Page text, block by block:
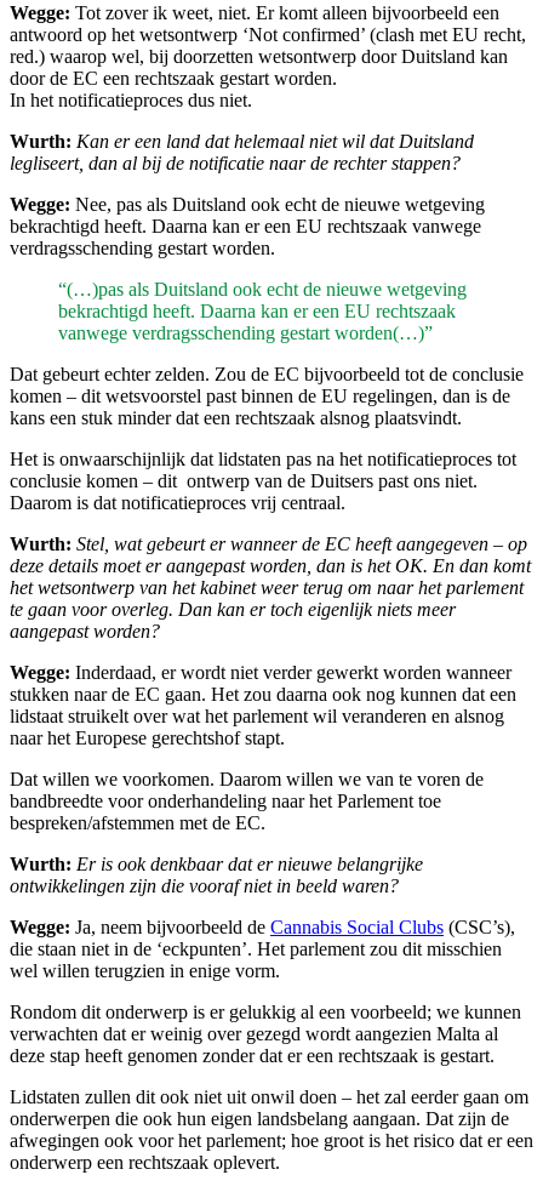
Wegge: Tot zover ik weet, niet. Er komt alleen bijvoorbeeld een
antwoord op het wetsontwerp ‘Not confirmed’ (clash met EU recht,
red.) waarop wel, bij doorzetten wetsontwerp door Duitsland kan
door de EC een rechtszaak gestart worden.
In het notificatieproces dus niet.
Wurth: Kan er een land dat helemaal niet wil dat Duitsland
legliseert, dan al bij de notificatie naar de rechter stappen?
Wegge: Nee, pas als Duitsland ook echt de nieuwe wetgeving
bekrachtigd heeft. Daarna kan er een EU rechtszaak vanwege
verdragsschending gestart worden.
“(…)pas als Duitsland ook echt de nieuwe wetgeving
bekrachtigd heeft. Daarna kan er een EU rechtszaak
vanwege verdragsschending gestart worden(…)”
Dat gebeurt echter zelden. Zou de EC bijvoorbeeld tot de conclusie
komen – dit wetsvoorstel past binnen de EU regelingen, dan is de
kans een stuk minder dat een rechtszaak alsnog plaatsvindt.
Het is onwaarschijnlijk dat lidstaten pas na het notificatieproces tot
conclusie komen – dit ontwerp van de Duitsers past ons niet.
Daarom is dat notificatieproces vrij centraal.
Wurth: Stel, wat gebeurt er wanneer de EC heeft aangegeven – op
deze details moet er aangepast worden, dan is het OK. En dan komt
het wetsontwerp van het kabinet weer terug om naar het parlement
te gaan voor overleg. Dan kan er toch eigenlijk niets meer
aangepast worden?
Wegge: Inderdaad, er wordt niet verder gewerkt worden wanneer
stukken naar de EC gaan. Het zou daarna ook nog kunnen dat een
lidstaat struikelt over wat het parlement wil veranderen en alsnog
naar het Europese gerechtshof stapt.
Dat willen we voorkomen. Daarom willen we van te voren de
bandbreedte voor onderhandeling naar het Parlement toe
bespreken/afstemmen met de EC.
Wurth: Er is ook denkbaar dat er nieuwe belangrijke
ontwikkelingen zijn die vooraf niet in beeld waren?
Wegge: Ja, neem bijvoorbeeld de Cannabis Social Clubs (CSC’s),
die staan niet in de ‘eckpunten’. Het parlement zou dit misschien
wel willen terugzien in enige vorm.
Rondom dit onderwerp is er gelukkig al een voorbeeld; we kunnen
verwachten dat er weinig over gezegd wordt aangezien Malta al
deze stap heeft genomen zonder dat er een rechtszaak is gestart.
Lidstaten zullen dit ook niet uit onwil doen – het zal eerder gaan om
onderwerpen die ook hun eigen landsbelang aangaan. Dat zijn de
afwegingen ook voor het parlement; hoe groot is het risico dat er een
onderwerp een rechtszaak oplevert.